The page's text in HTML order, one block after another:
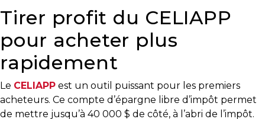
courtier
immobilier,
vous
êtes
bien
protégé!
Le
courtier
Tirer profit du CELIAPP
pour acheter plus
rapidement
Le CELIAPP est un outil puissant pour les premiers
acheteurs. Ce compte d’épargne libre d’impôt permet
de mettre jusqu’à 40 000 $ de côté, à l’abri de l’impôt.